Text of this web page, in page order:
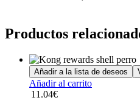
Productos
Añadir a la lista de deseos
Añadir al carrito
11.04€